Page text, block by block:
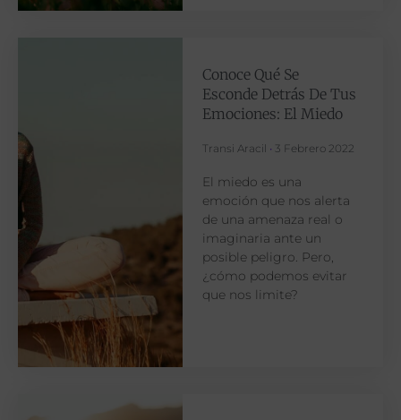
Conoce Qué Se
Esconde Detrás De Tus
Emociones: El Miedo
Transi Aracil 3 Febrero 2022
El miedo es una
emoción que nos alerta
de una amenaza real o
imaginaria ante un
posible peligro. Pero,
¿cómo podemos evitar
que nos limite?